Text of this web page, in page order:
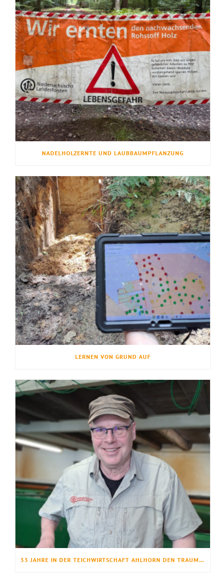
NADELHOLZERNTE UND LAUBBAUMPFLANZUNG
LERNEN VON GRUND AUF
33 JAHRE IN DER TEICHWIRTSCHAFT AHLHORN DEN TRAUMBERUF GELEBT